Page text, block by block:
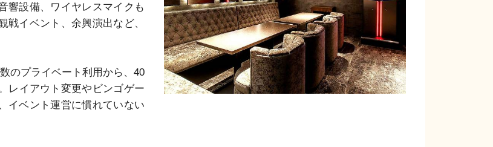
響設備、ワイヤレスマイクも
イベント、余興演出など、
のプライベート利用から、40
レイアウト変更やビンゴゲー
イベント運営に慣れていない